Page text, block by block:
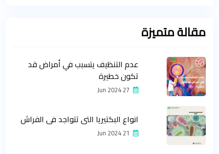
مقالة متميزة
عدم التنظيف يتسبب في أمراض قد
تكون خطيرة
انواع البكتيريا التي تتواجد في الفراش